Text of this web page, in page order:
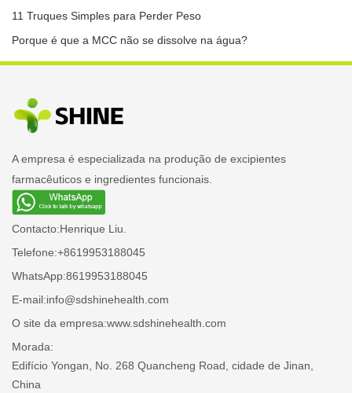
11 Truques Simples para Perder Peso
Porque é que a MCC não se dissolve na água?
A empresa é especializada na produção de excipientes
farmacêuticos e ingredientes funcionais.
Contacto:Henrique Liu.
Telefone:+8619953188045
WhatsApp:8619953188045
E-mail:info@sdshinehealth.com
O site da empresa:www.sdshinehealth.com
Morada:
Edifício Yongan, No. 268 Quancheng Road, cidade de Jinan,
China